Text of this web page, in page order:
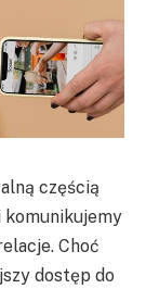
częścią
komunikujemy
Choć
dostęp do